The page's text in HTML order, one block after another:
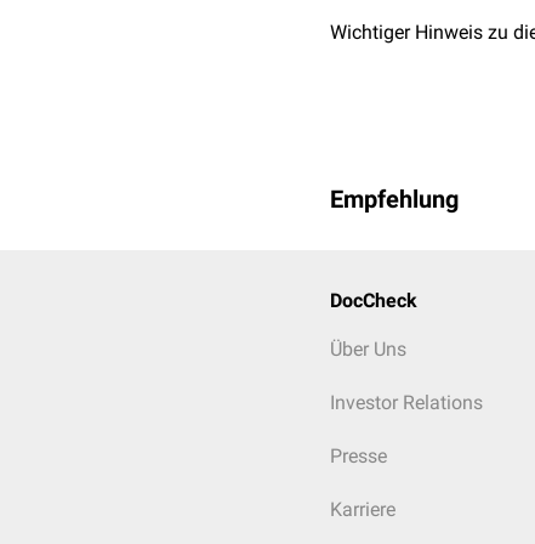
Wichtiger Hinweis zu
Empfehlung
DocCheck
Über Uns
Investor Relations
Presse
Karriere